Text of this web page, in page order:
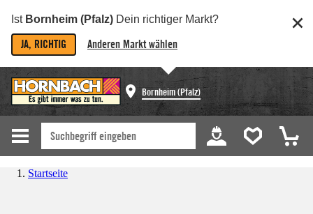
Ist Bornheim (Pfalz) Dein richtiger Markt?
JA, RICHTIG Anderen Markt wählen
Bornheim (Pfalz)
Startseite